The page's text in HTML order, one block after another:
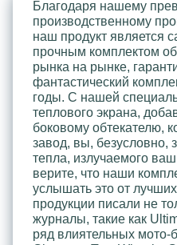
Благодаря нашему
производственному
наш продукт является
прочным комплектом
рынка на рынке,
фантастический
годы. С нашей
теплового экрана,
боковому обтекателю,
завод, вы,
тепла, излучаемого
верите, что наши
услышать это от
продукции писали не
журналы, такие как
ряд влиятельных мото-